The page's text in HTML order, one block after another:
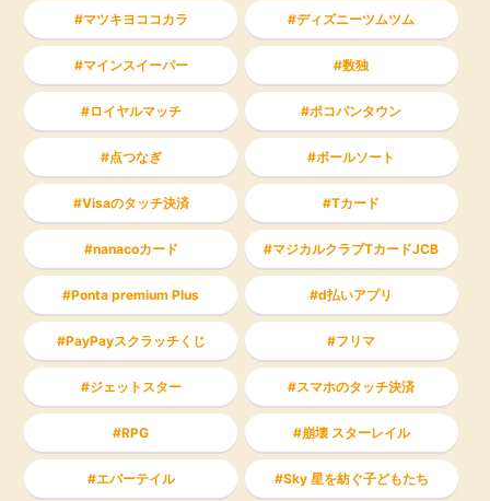
マツキヨココカラ ディズニーツムツム
マインスイーパー 数独
ロイヤルマッチ ポコパンタウン
点つなぎ ボールソート
Visaのタッチ決済 Tカード
nanacoカード マジカルクラブTカードJCB
Ponta premium Plus d払いアプリ
PayPayスクラッチくじ フリマ
ジェットスター スマホのタッチ決済
RPG 崩壊 スターレイル
エバーテイル Sky 星を紡ぐ子どもたち